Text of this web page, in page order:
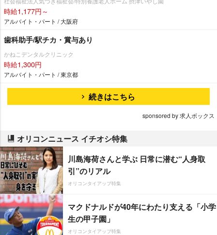
時給1,177円～
アルバイト・パート / 大阪府
歯科助手/駅チカ・賞与あり
かねこデンタルクリニック
時給1,300円
アルバイト・パート / 東京都
続きはこちら
sponsored by 求人ボックス
オリコンニュース イチオシ特集
川島海荷さんと学ぶ 日常に潜む“人身取
引”のリアル
オリコンタイアップ特集
マクドナルドが40年にわたり支える「小学
生の甲子園」
オリコンタイアップ特集